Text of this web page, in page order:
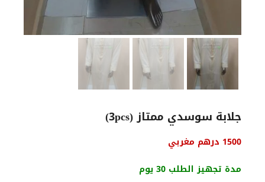
جلابة سوسدي ممتاز (3pcs)
السعر
هو:
1500 درهم مغربي
هو: مدة تجهيز الطلب 30 يوم